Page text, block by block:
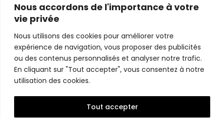
Nous accordons de l'importance à votre
vie privée
Nous utilisons des cookies pour améliorer votre
expérience de navigation, vous proposer des publicités
ou des contenus personnalisés et analyser notre trafic.
En cliquant sur "Tout accepter", vous consentez à notre
utilisation des cookies.
Tout accepter
Peinture
Portrait
Contact
Politique du magasin